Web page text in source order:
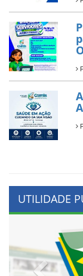
UTILIDADE